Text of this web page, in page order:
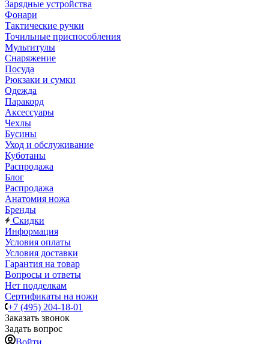
Зарядные устройства
Фонари
Тактические ручки
Точильные приспособления
Мультитулы
Снаряжение
Посуда
Рюкзаки и сумки
Одежда
Паракорд
Аксессуары
Чехлы
Бусины
Уход и обслуживание
Куботаны
Распродажа
Блог
Распродажа
Анатомия ножа
Бренды
Скидки
Информация
Условия оплаты
Условия доставки
Гарантия на товар
Вопросы и ответы
Нет подделкам
Сертификаты на ножи
+7 (495) 204-18-01
Заказать звонок
Задать вопрос
Войти